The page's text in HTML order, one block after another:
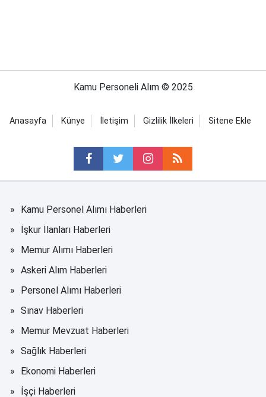
Kamu Personeli Alım © 2025
Anasayfa Künye İletişim Gizlilik İlkeleri Sitene Ekle
Kamu Personel Alımı Haberleri
İşkur İlanları Haberleri
Memur Alımı Haberleri
Askeri Alım Haberleri
Personel Alımı Haberleri
Sınav Haberleri
Memur Mevzuat Haberleri
Sağlık Haberleri
Ekonomi Haberleri
İşçi Haberleri